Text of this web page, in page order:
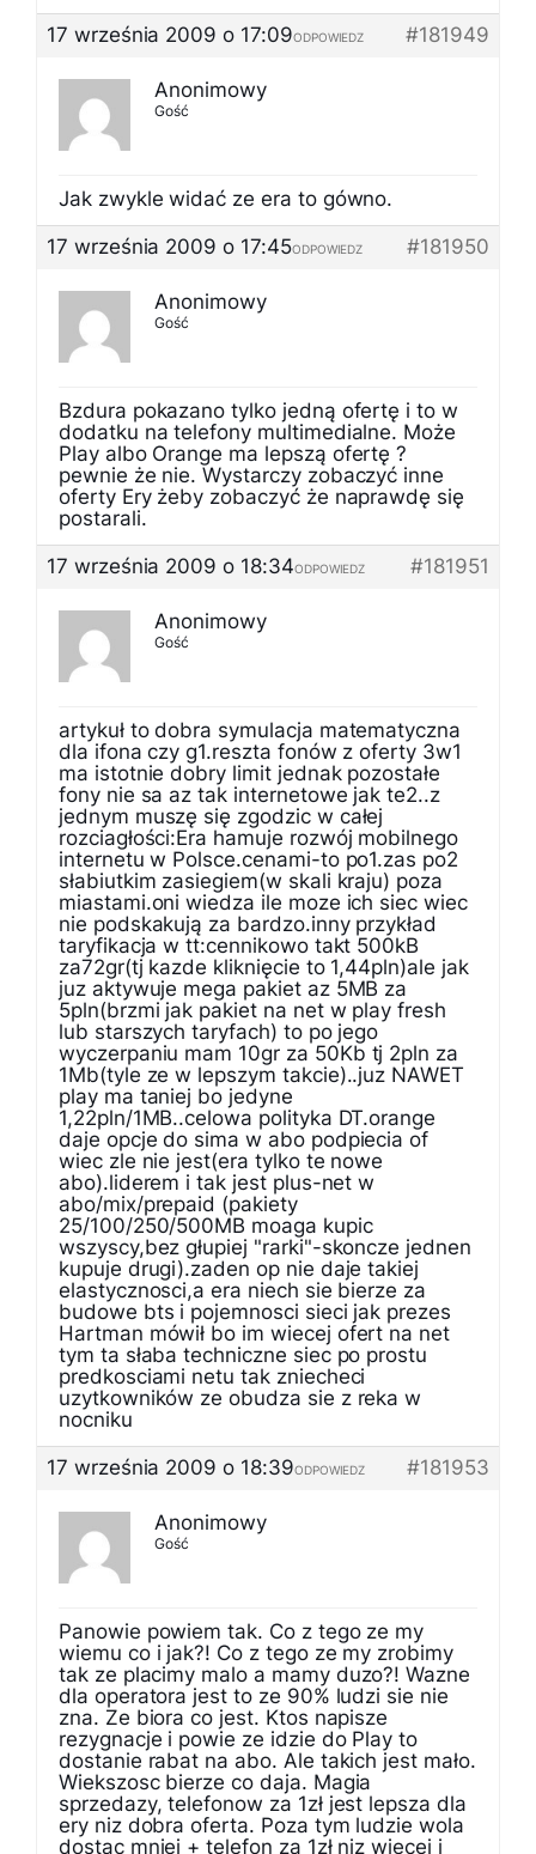
17 września 2009 o 17:09
#181949
ODPOWIEDZ
Anonimowy
Gość
Jak zwykle widać ze era to gówno.
17 września 2009 o 17:45
#181950
ODPOWIEDZ
Anonimowy
Gość
Bzdura pokazano tylko jedną ofertę i to w
dodatku na telefony multimedialne. Może
Play albo Orange ma lepszą ofertę ?
pewnie że nie. Wystarczy zobaczyć inne
oferty Ery żeby zobaczyć że naprawdę się
postarali.
17 września 2009 o 18:34
#181951
ODPOWIEDZ
Anonimowy
Gość
artykuł to dobra symulacja matematyczna
dla ifona czy g1.reszta fonów z oferty 3w1
ma istotnie dobry limit jednak pozostałe
fony nie sa az tak internetowe jak te2..z
jednym muszę się zgodzic w całej
rozciagłości:Era hamuje rozwój mobilnego
internetu w Polsce.cenami-to po1.zas po2
słabiutkim zasiegiem(w skali kraju) poza
miastami.oni wiedza ile moze ich siec wiec
nie podskakują za bardzo.inny przykład
taryfikacja w tt:cennikowo takt 500kB
za72gr(tj kazde kliknięcie to 1,44pln)ale jak
juz aktywuje mega pakiet az 5MB za
5pln(brzmi jak pakiet na net w play fresh
lub starszych taryfach) to po jego
wyczerpaniu mam 10gr za 50Kb tj 2pln za
1Mb(tyle ze w lepszym takcie)..juz NAWET
play ma taniej bo jedyne
1,22pln/1MB..celowa polityka DT.orange
daje opcje do sima w abo podpiecia of
wiec zle nie jest(era tylko te nowe
abo).liderem i tak jest plus-net w
abo/mix/prepaid (pakiety
25/100/250/500MB moaga kupic
wszyscy,bez głupiej "rarki"-skoncze jednen
kupuje drugi).zaden op nie daje takiej
elastycznosci,a era niech sie bierze za
budowe bts i pojemnosci sieci jak prezes
Hartman mówił bo im wiecej ofert na net
tym ta słaba techniczne siec po prostu
predkosciami netu tak zniecheci
uzytkowników ze obudza sie z reka w
nocniku
17 września 2009 o 18:39
#181953
ODPOWIEDZ
Anonimowy
Gość
Panowie powiem tak. Co z tego ze my
wiemu co i jak?! Co z tego ze my zrobimy
tak ze placimy malo a mamy duzo?! Wazne
dla operatora jest to ze 90% ludzi sie nie
zna. Ze biora co jest. Ktos napisze
rezygnacje i powie ze idzie do Play to
dostanie rabat na abo. Ale takich jest mało.
Wiekszosc bierze co daja. Magia
sprzedazy, telefonow za 1zł jest lepsza dla
ery niz dobra oferta. Poza tym ludzie wola
dostac mniej + telefon za 1zł niz wiecej i